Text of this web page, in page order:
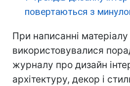
повертаються з
При написанні матеріалу
використовувалися
журналу про дизайн
архітектуру, декор і